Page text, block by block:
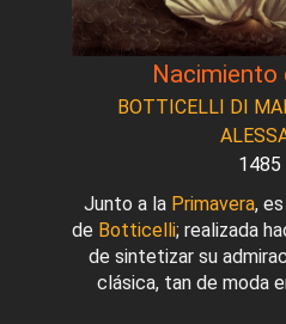
Nacimiento
BOTTICELLI DI
1485
Junto a la Primavera,
de Botticelli; realizada
de sintetizar su
clásica, tan de moda